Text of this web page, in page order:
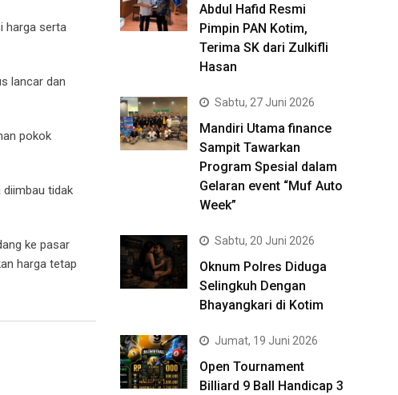
harga serta
lancar dan
pokok
diimbau tidak
ke pasar
harga tetap
Abdul Hafid Resmi
Pimpin PAN Kotim,
Terima SK dari Zulkifli
Hasan
Sabtu, 27 Juni 2026
Mandiri Utama finance
Sampit Tawarkan
Program Spesial dalam
Gelaran event “Muf Auto
Week”
Sabtu, 20 Juni 2026
Oknum Polres Diduga
Selingkuh Dengan
Bhayangkari di Kotim
Jumat, 19 Juni 2026
Open Tournament
Billiard 9 Ball Handicap 3